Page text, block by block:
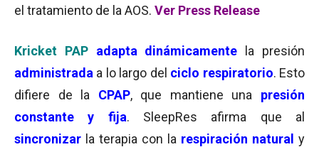
el tratamiento de la AOS. Ver Press Release
Kricket PAP adapta dinámicamente la presión
administrada a lo largo del ciclo respiratorio. Esto
difiere de la CPAP, que mantiene una presión
constante y fija. SleepRes afirma que al
sincronizar la terapia con la respiración natural y